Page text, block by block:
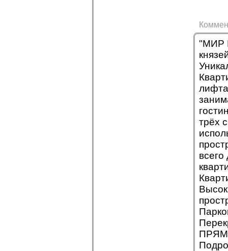
"МИР
трёх